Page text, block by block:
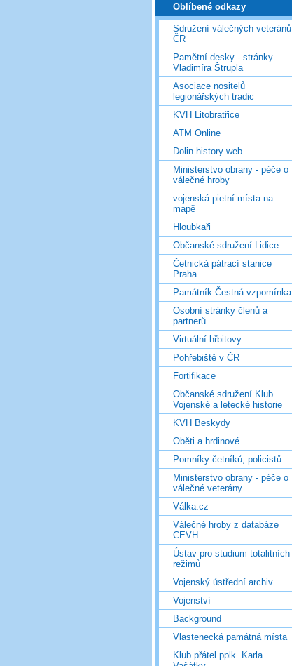
Oblíbené odkazy
Sdružení válečných veteránů
ČR
Pamětní desky - stránky
Vladimíra Štrupla
Asociace nositelů
legionářských tradic
KVH Litobratřice
ATM Online
Dolin history web
Ministerstvo obrany - péče o
válečné hroby
vojenská pietní místa na
mapě
Hloubkaři
Občanské sdružení Lidice
Četnická pátrací stanice
Praha
Památník Čestná vzpomínka
Osobní stránky členů a
partnerů
Virtuální hřbitovy
Pohřebiště v ČR
Fortifikace
Občanské sdružení Klub
Vojenské a letecké historie
KVH Beskydy
Oběti a hrdinové
Pomníky četníků, policistů
Ministerstvo obrany - péče o
válečné veterány
Válka.cz
Válečné hroby z databáze
CEVH
Ústav pro studium totalitních
režimů
Vojenský ústřední archiv
Vojenství
Background
Vlastenecká památná místa
Klub přátel pplk. Karla